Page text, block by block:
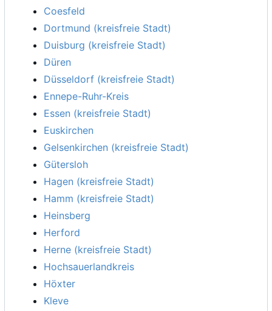
Coesfeld
Dortmund (kreisfreie Stadt)
Duisburg (kreisfreie Stadt)
Düren
Düsseldorf (kreisfreie Stadt)
Ennepe-Ruhr-Kreis
Essen (kreisfreie Stadt)
Euskirchen
Gelsenkirchen (kreisfreie Stadt)
Gütersloh
Hagen (kreisfreie Stadt)
Hamm (kreisfreie Stadt)
Heinsberg
Herford
Herne (kreisfreie Stadt)
Hochsauerlandkreis
Höxter
Kleve